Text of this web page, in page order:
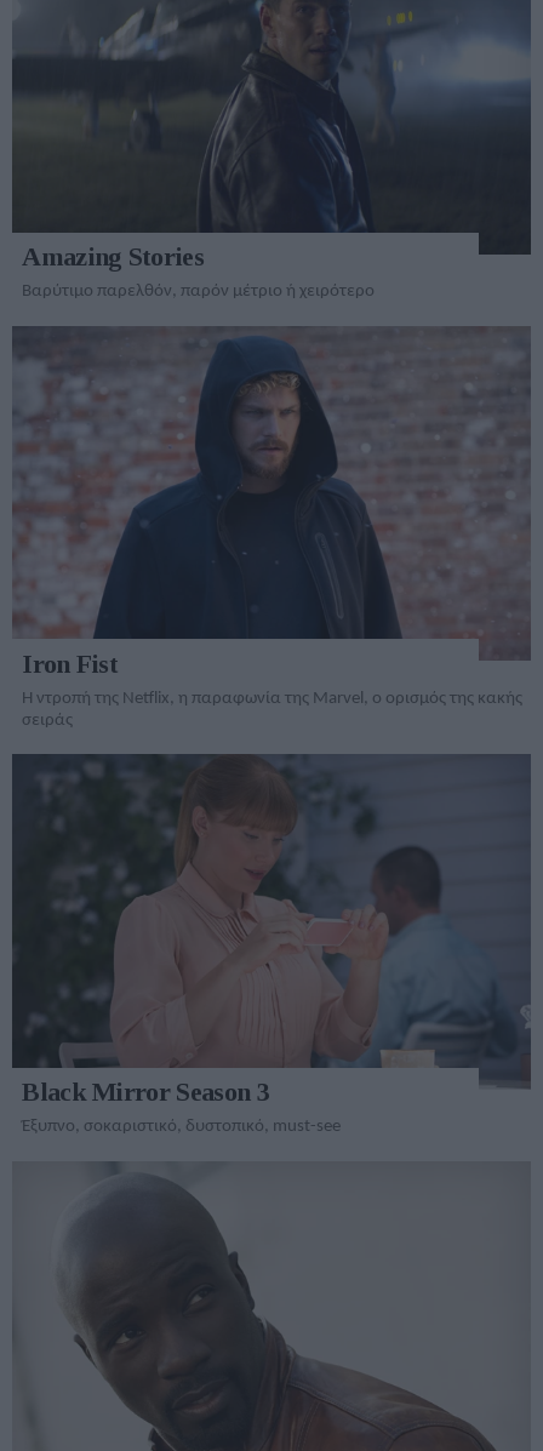
Amazing Stories
Βαρύτιμο παρελθόν, παρόν μέτριο ή χειρότερο
Iron Fist
Η ντροπή της Netflix, η παραφωνία της Marvel, ο ορισμός της κακής
σειράς
Black Mirror Season 3
Έξυπνο, σοκαριστικό, δυστοπικό, must-see